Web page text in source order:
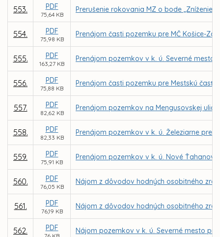
553. PDF
75,64 KB
Prerušenie rokovania MZ o bode
554. PDF
75,98 KB
Prenájom časti pozemku pre MČ Košice-
555. PDF
163,27 KB
Prenájom pozemkov v k. ú. Severné
556. PDF
75,88 KB
Prenájom časti pozemku pre Mestskú časť
557. PDF
82,62 KB
Prenájom pozemkov na Mengusovskej
558. PDF
82,33 KB
Prenájom pozemkov v k. ú. Železiarne pre
559. PDF
75,91 KB
Prenájom pozemkov v k. ú. Nové
560. PDF
76,05 KB
Nájom z dôvodov hodných osobitného
561. PDF
76,19 KB
Nájom z dôvodov hodných osobitného
562. PDF Nájom pozemkov v k. ú. Severné mesto